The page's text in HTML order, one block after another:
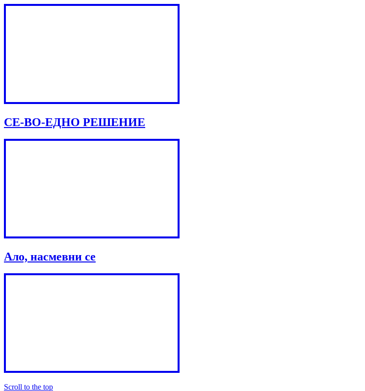
СЕ-ВО-ЕДНО РЕШЕНИЕ
Ало, насмевни се
Scroll to the top